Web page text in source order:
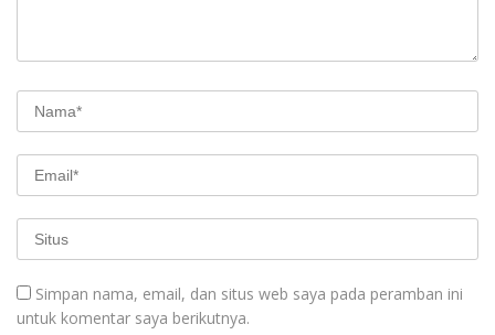
Simpan nama, email, dan situs web saya pada peramban ini
untuk komentar saya berikutnya.